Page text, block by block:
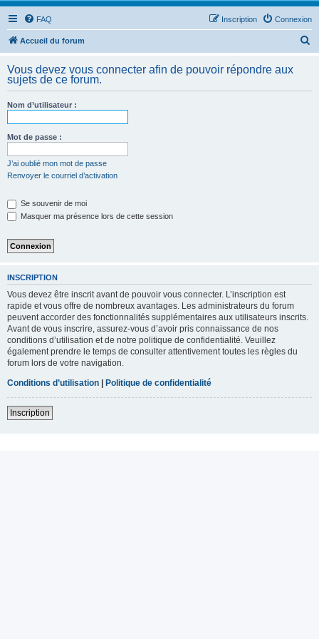
FAQ Connexion
Inscription
Accueil du forum
h
Vous devez vous connecter afin de pouvoir répondre aux
sujets de ce forum.
Nom d’utilisateur :
Mot de passe :
J’ai oublié mon mot de passe
Renvoyer le courriel d’activation
Se souvenir de moi
Masquer ma présence lors de cette session
INSCRIPTION
Vous devez être inscrit avant de pouvoir vous connecter. L’inscription est
rapide et vous offre de nombreux avantages. Les administrateurs du forum
peuvent accorder des fonctionnalités supplémentaires aux utilisateurs inscrits.
Avant de vous inscrire, assurez-vous d’avoir pris connaissance de nos
conditions d’utilisation et de notre politique de confidentialité. Veuillez
également prendre le temps de consulter attentivement toutes les règles du
forum lors de votre navigation.
Conditions d’utilisation | Politique de confidentialité
Inscription